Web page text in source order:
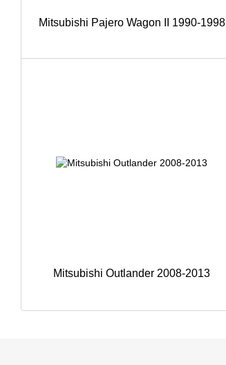
Mitsubishi Pajero Wagon II 1990-1998
Mitsubishi Outlander 2008-2013